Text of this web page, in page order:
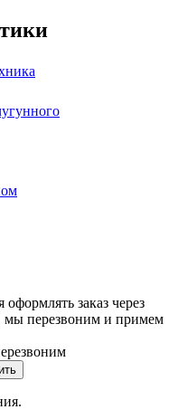
заказ через
мы перезвоним и примем